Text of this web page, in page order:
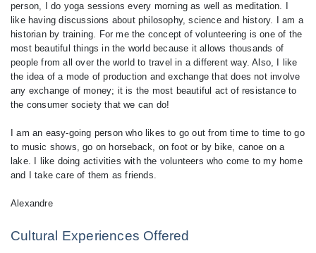
person, I do yoga sessions every morning as well as meditation. I
like having discussions about philosophy, science and history. I am a
historian by training. For me the concept of volunteering is one of the
most beautiful things in the world because it allows thousands of
people from all over the world to travel in a different way. Also, I like
the idea of ​​a mode of production and exchange that does not involve
any exchange of money; it is the most beautiful act of resistance to
the consumer society that we can do!
I am an easy-going person who likes to go out from time to time to go
to music shows, go on horseback, on foot or by bike, canoe on a
lake. I like doing activities with the volunteers who come to my home
and I take care of them as friends.
Alexandre
Cultural Experiences Offered